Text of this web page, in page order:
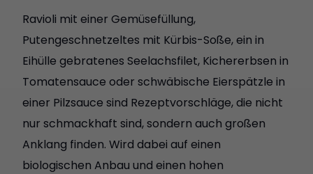
Ravioli mit einer Gemüsefüllung,
Putengeschnetzeltes mit Kürbis-Soße, ein in
Eihülle gebratenes Seelachsfilet, Kichererbsen in
Tomatensauce oder schwäbische Eierspätzle in
einer Pilzsauce sind Rezeptvorschläge, die nicht
nur schmackhaft sind, sondern auch großen
Anklang finden. Wird dabei auf einen
biologischen Anbau und einen hohen